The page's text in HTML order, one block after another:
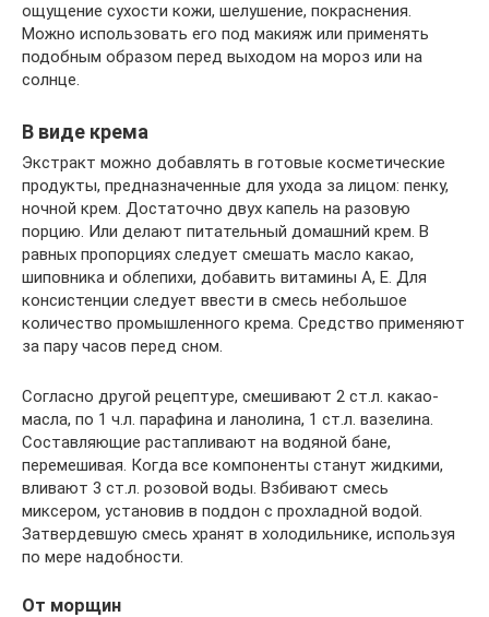
ощущение сухости кожи, шелушение, покраснения.
Можно использовать его под макияж или применять
подобным образом перед выходом на мороз или на
солнце.
В виде крема
Экстракт можно добавлять в готовые косметические
продукты, предназначенные для ухода за лицом: пенку,
ночной крем. Достаточно двух капель на разовую
порцию. Или делают питательный домашний крем. В
равных пропорциях следует смешать масло какао,
шиповника и облепихи, добавить витамины A, E. Для
консистенции следует ввести в смесь небольшое
количество промышленного крема. Средство применяют
за пару часов перед сном.
Согласно другой рецептуре, смешивают 2 ст.л. какао-
масла, по 1 ч.л. парафина и ланолина, 1 ст.л. вазелина.
Составляющие растапливают на водяной бане,
перемешивая. Когда все компоненты станут жидкими,
вливают 3 ст.л. розовой воды. Взбивают смесь
миксером, установив в поддон с прохладной водой.
Затвердевшую смесь хранят в холодильнике, используя
по мере надобности.
От морщин